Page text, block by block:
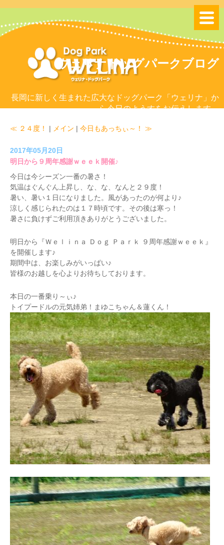
ウェリナドッグパークブログ
長岡に新しく生まれた広大なドッグパーク「ウェリナ」か
ら今日のようすをお伝えします。
≪ ２４度！ | メイン | 今日もあっちぃ～！ ≫
2017年05月20日
明日から９周年感謝ｗｅｅｋ開催♪
今日は今シーズン一番の暑さ！
気温はぐんぐん上昇し、な、な、なんと２９度！
暑い、暑い１日になりました。風があったのが何より♪
涼しく感じられたのは１７時頃です。その後は寒っ！
暑さに負けずご利用頂きありがとうございました。
明日から『Ｗｅｌｉｎａ Ｄｏｇ Ｐａｒｋ ９周年感謝ｗｅｅｋ』
を開催します♪
期間中は、お楽しみがいっぱい♪
皆様のお越しを心よりお待ちしております。
本日の一番乗り～ぃ♪
トイプードルの元気姉弟！まゆこちゃん＆蓮くん！